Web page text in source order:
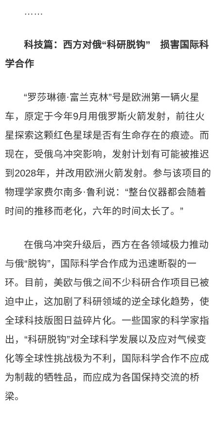
……
科技篇：西方对俄“科研脱钩” 损害国际科
学合作
“罗莎琳德·富兰克林”号是欧洲第一辆火星
车，原定于今年9月用俄罗斯火箭发射，前往火
星探索这颗红色星球是否有生命存在的痕迹。而
现在，受俄乌冲突影响，发射计划有可能被推迟
到2028年，并改用欧洲火箭发射。参与该项目的
物理学家费尔南多·鲁利说：“整台仪器都会随着
时间的推移而老化，六年的时间太长了。”
在俄乌冲突升级后，西方在各领域极力推动
与俄“脱钩”，国际科学合作成为迅速断裂的一
环。目前，美欧与俄之间不少科研合作项目已被
迫中止，这加剧了科研领域的逆全球化趋势，使
全球科技版图日益碎片化。一些国家的科学家指
出，“科研脱钩”对全球科学发展以及应对气候变
化等全球性挑战极为不利，国际科学合作不应成
为制裁的牺牲品，而应成为各国保持交流的桥
梁。